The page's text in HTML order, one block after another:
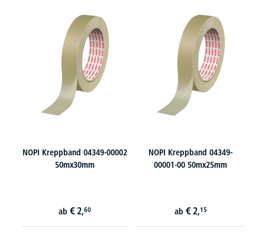
NOPI Kreppband 04349-00002
50mx30mm
ab € 2,60
NOPI Kreppband 04349-
00001-00 50mx25mm
ab € 2,15